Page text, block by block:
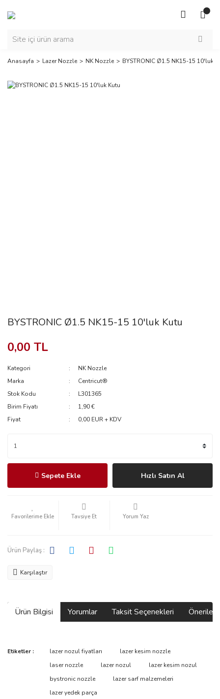
Anasayfa Lazer Nozzle NK Nozzle BYSTRONIC Ø1.5 NK15-15 10'luk
BYSTRONIC Ø1.5 NK15-15 10'luk Kutu
0,00 TL
Kategori
NK Nozzle
Marka
Centricut®
Stok Kodu
L301365
Birim Fiyatı
1,90 €
Fiyat
0,00 EUR + KDV
Sepete Ekle Hızlı Satın Al
Tavsiye Et Yorum Yaz
Ürün Paylaş :
Karşılaştır
Ürün Bilgisi Yorumlar Taksit Seçenekleri
Bu ürüne ilk yorumu siz yapın!
Yorum Yaz
Bu ürünün fiyat bilgisi, resim, ürün açıklamalarında ve diğer
tarafımıza iletebilirsiniz.
Görüş ve önerileriniz için teşekkür ederiz.
Etiketler : lazer nozul fiyatları
lazer kesim nozzle
laser nozzle
lazer nozul
lazer kesim nozul
bystronic nozzle
lazer sarf malzemeleri
lazer yedek parça